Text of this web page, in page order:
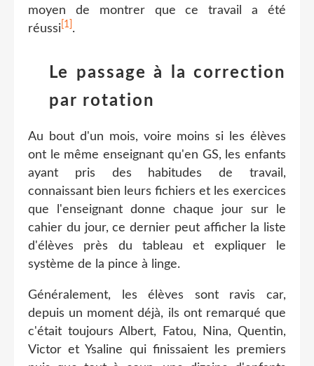
moyen de montrer que ce travail a été
réussi [1] .
Le passage à la correction
par rotation
Au bout d'un mois, voire moins si les élèves
ont le même enseignant qu'en GS, les enfants
ayant pris des habitudes de travail,
connaissant bien leurs fichiers et les exercices
que l'enseignant donne chaque jour sur le
cahier du jour, ce dernier peut afficher la liste
d'élèves près du tableau et expliquer le
système de la pince à linge.
Généralement, les élèves sont ravis car,
depuis un moment déjà, ils ont remarqué que
c'était toujours Albert, Fatou, Nina, Quentin,
Victor et Ysaline qui finissaient les premiers